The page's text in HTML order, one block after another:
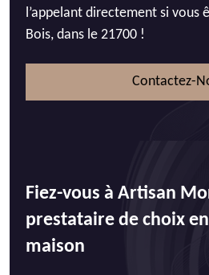
l’appelant directement si vous
Bois, dans le 21700 !
Contactez-
Fiez-vous à Artisan
prestataire de choix
maison